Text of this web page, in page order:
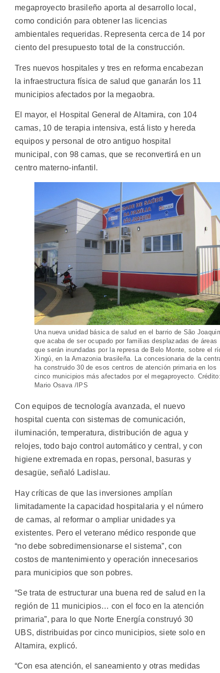
megaproyecto brasileño aporta al desarrollo local,
como condición para obtener las licencias
ambientales requeridas. Representa cerca de 14 por
ciento del presupuesto total de la construcción.
Tres nuevos hospitales y tres en reforma encabezan
la infraestructura física de salud que ganarán los 11
municipios afectados por la megaobra.
El mayor, el Hospital General de Altamira, con 104
camas, 10 de terapia intensiva, está listo y hereda
equipos y personal de otro antiguo hospital
municipal, con 98 camas, que se reconvertirá en un
centro materno-infantil.
Una nueva unidad básica de salud en el barrio de São
que acaba de ser ocupado por familias desplazadas de áreas
que serán inundadas por la represa de Belo Monte, sobre el
Xingú, en la Amazonia brasileña. La concesionaria de la
ha construido 30 de esos centros de atención primaria en los
cinco municipios más afectados por el megaproyecto.
Mario Osava /IPS
Con equipos de tecnología avanzada, el nuevo
hospital cuenta con sistemas de comunicación,
iluminación, temperatura, distribución de agua y
relojes, todo bajo control automático y central, y con
higiene extremada en ropas, personal, basuras y
desagüe, señaló Ladislau.
Hay críticas de que las inversiones amplían
limitadamente la capacidad hospitalaria y el número
de camas, al reformar o ampliar unidades ya
existentes. Pero el veterano médico responde que
“no debe sobredimensionarse el sistema”, con
costos de mantenimiento y operación innecesarios
para municipios que son pobres.
“Se trata de estructurar una buena red de salud en la
región de 11 municipios… con el foco en la atención
primaria”, para lo que Norte Energía construyó 30
UBS, distribuidas por cinco municipios, siete solo en
Altamira, explicó.
“Con esa atención, el saneamiento y otras medidas